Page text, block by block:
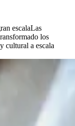
escalaLas
los
cultural a escala